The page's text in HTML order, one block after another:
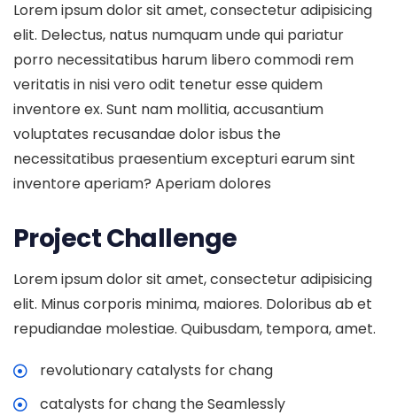
Lorem ipsum dolor sit amet, consectetur adipisicing
elit. Delectus, natus numquam unde qui pariatur
porro necessitatibus harum libero commodi rem
veritatis in nisi vero odit tenetur esse quidem
inventore ex. Sunt nam mollitia, accusantium
voluptates recusandae dolor isbus the
necessitatibus praesentium excepturi earum sint
inventore aperiam? Aperiam dolores
Project Challenge
Lorem ipsum dolor sit amet, consectetur adipisicing
elit. Minus corporis minima, maiores. Doloribus ab et
repudiandae molestiae. Quibusdam, tempora, amet.
revolutionary catalysts for chang
catalysts for chang the Seamlessly